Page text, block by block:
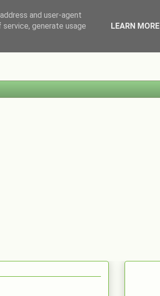
and user-agent
generate usage
LEARN MORE